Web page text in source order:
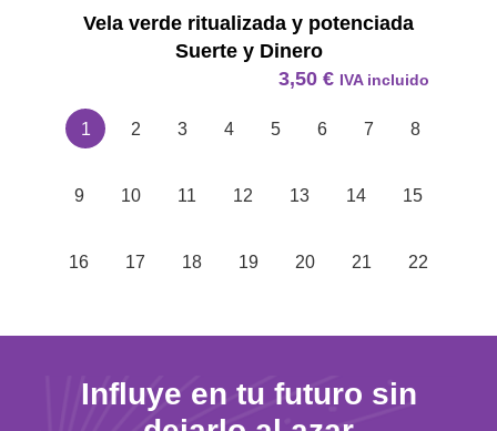
Vela verde ritualizada y potenciada
Suerte y Dinero
3,50 € IVA incluido
1 2 3 4 5 6 7 8
9 10 11 12 13 14 15
16 17 18 19 20 21 22
Influye en tu futuro sin